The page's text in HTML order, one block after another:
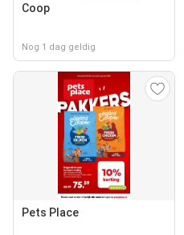
Coop
Nog 1 dag geldig
Pets Place